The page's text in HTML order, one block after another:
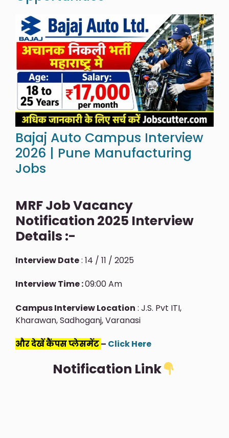
Bajaj Auto Campus Interview
2026 | Pune Manufacturing
Jobs
MRF Job Vacancy
Notification 2025 Interview
Details :-
Interview Date: 14 / 11 / 2025
Interview Time :09:00 Am
Campus Interview Location : J.S. Pvt ITI,
Kharawan, Sadhoganj, Varanasi
और देखें कैंपस प्लेसमेंट– Click Here
Notification Link